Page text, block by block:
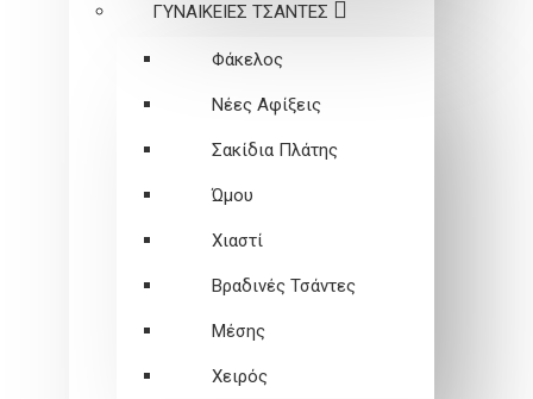
ΓΥΝΑΙΚΕΙEΣ ΤΣΑΝΤΕΣ
Φάκελος
Νέες Αφίξεις
Σακίδια Πλάτης
Ώμου
Χιαστί
Βραδινές Τσάντες
Μέσης
Χειρός